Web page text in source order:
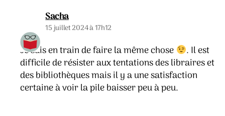
Sachadit :
15 juillet 2024 à 17h12
Je suis en train de faire la même chose
. Il est
difficile de résister aux tentations des libraires et
des bibliothèques mais il y a une satisfaction
certaine à voir la pile baisser peu à peu.